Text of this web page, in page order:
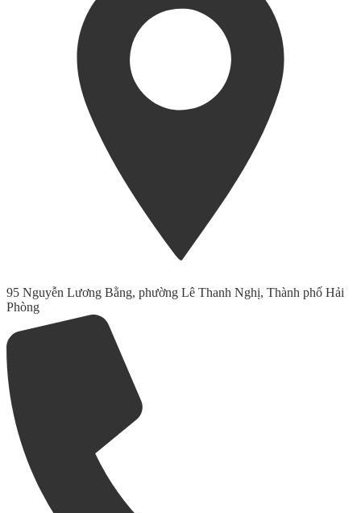
95 Nguyễn Lương Bằng, phường Lê Thanh Nghị, Thành phố Hải
Phòng